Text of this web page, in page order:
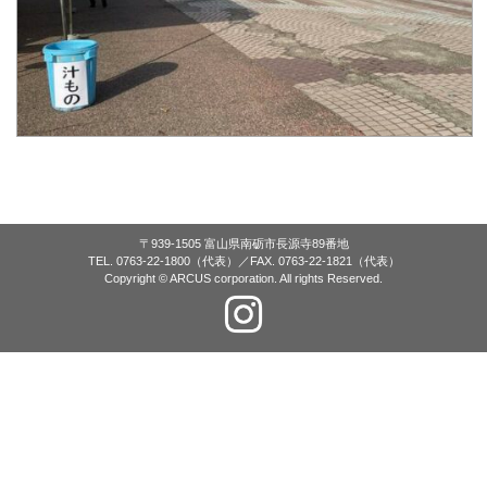
〒939-1505 富山県南砺市長源寺89番地
TEL. 0763-22-1800（代表）／FAX. 0763-22-1821（代表）
Copyright © ARCUS corporation. All rights Reserved.